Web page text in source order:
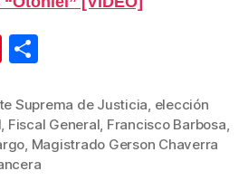
Pi
er
e
st
m
p
ar
Suprema de Justicia elección
Fiscal General Francisco Barbosa
Magistrado Gerson Chaverra